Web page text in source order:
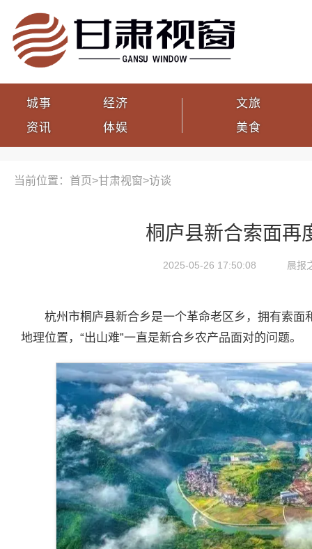
城事
资讯
经济
体娱
文旅
美食
当前位置：首页>甘肃视窗>访谈
桐庐县新合索面再
2025-05-26 17:50:08 晨报
杭州市桐庐县新合乡是一个革命老区乡，拥有索
地理位置，“出山难”一直是新合乡农产品面对的问题。